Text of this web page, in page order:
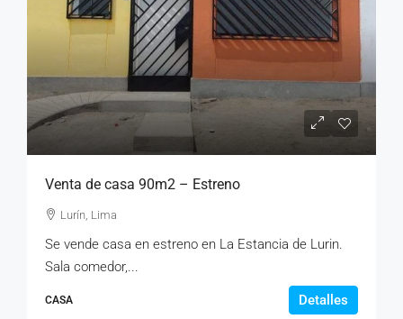
Venta de casa 90m2 – Estreno
Lurín, Lima
Se vende casa en estreno en La Estancia de Lurin.
Sala comedor,...
CASA Detalles